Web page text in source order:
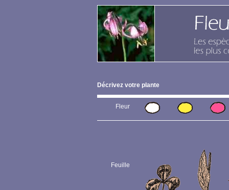
Décrivez votre plante
Fleur
Feuille